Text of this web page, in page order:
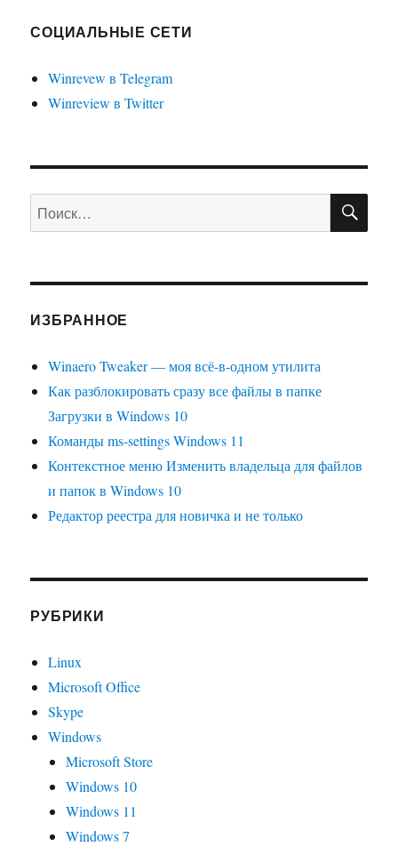
СОЦИАЛЬНЫЕ СЕТИ
Winrevew в Telegram
Winreview в Twitter
Искать:
ИЗБРАННОЕ
Winaero Tweaker — моя всё-в-одном утилита
Как разблокировать сразу все файлы в папке
Загрузки в Windows 10
Команды ms-settings Windows 11
Контекстное меню Изменить владельца для файлов
и папок в Windows 10
Редактор реестра для новичка и не только
РУБРИКИ
Linux
Microsoft Office
Skype
Windows
Microsoft Store
Windows 10
Windows 11
Windows 7